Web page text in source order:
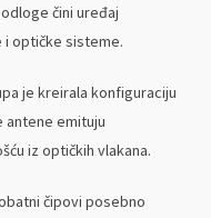
čini uređaj
optičke sisteme.
je kreirala konfiguraciju
antene emituju
iz optičkih vlakana.
čipovi posebno